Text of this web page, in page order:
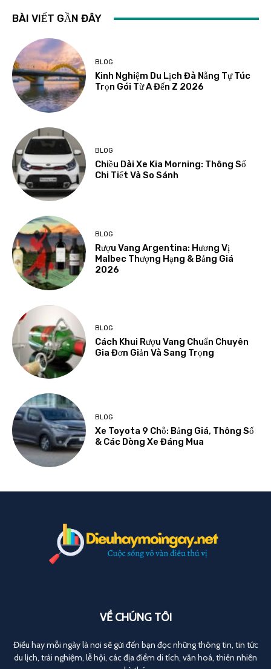
BÀI VIẾT GẦN ĐÂY
BLOG
Kinh Nghiệm Du Lịch Đà Nẵng Tự Túc
Trọn Gói Từ A Đến Z 2026
BLOG
Chiều Dài Xe Kia Morning: Thông Số
Chi Tiết Và So Sánh
BLOG
Rượu Vang Argentina: Hương Vị
Malbec Thượng Hạng & Bảng Giá
2026
BLOG
Cách Khui Rượu Vang Chuẩn Chuyên
Gia Đơn Giản Và Sang Trọng
BLOG
Xe Toyota 9 Chỗ: Bảng Giá, Thông Số
& Các Dòng Xe Đáng Mua
VỀ CHÚNG TÔI
Điều hay mỗi ngày là nơi sẽ gửi đến bạn đọc những thông tin, tin tức
du lịch, trải nghiệm, lễ hội, các địa điểm di tích, văn hoá, thiên nhiên